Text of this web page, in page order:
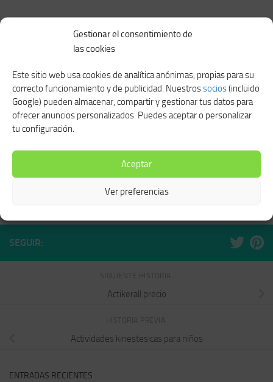
Gestionar el consentimiento de
las cookies
Este sitio web usa cookies de analítica anónimas, propias para su
correcto funcionamiento y de publicidad. Nuestrossocios(incluido
Google) pueden almacenar, compartir y gestionar tus datos para
ofrecer anuncios personalizados. Puedes aceptar o personalizar
tu configuración.
Aceptar
Ver preferencias
TAMBIÉN TE PODRÍA GUSTAR...
Na nanana nanana nanana
nanana 90
Juan muñoz el tomate
ENERO 8, 2021
SEGUIR:
Actikerall precio
Actividades kinestesicas para niños
ENTRADAS RECIENTES